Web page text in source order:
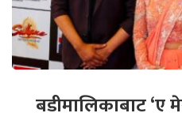
बडीमालिकाबाट ‘ए